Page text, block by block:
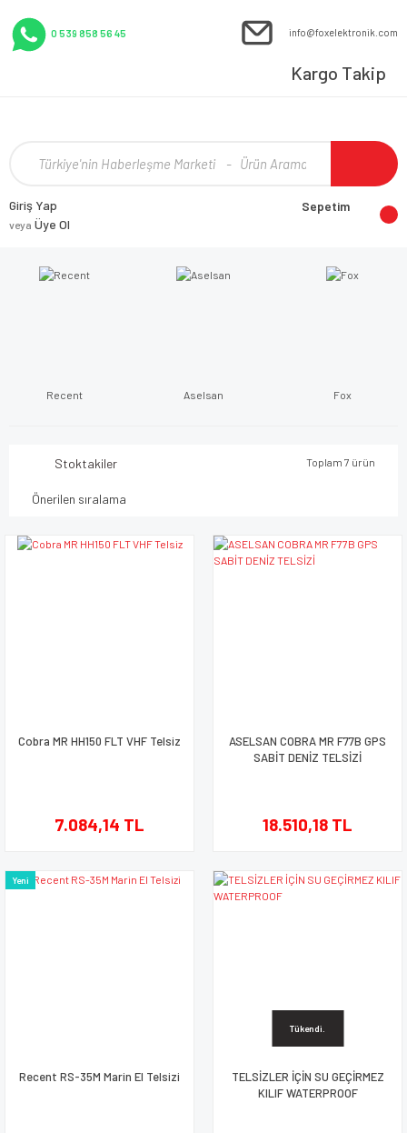
0 539 858 56 45 info@foxelektronik.com
Kargo Takip
Giriş Yap
veya Üye Ol
Sepetim
Recent Aselsan Fox
Stoktakiler Toplam 7 ürün
Cobra MR HH150 FLT VHF Telsiz
7.084,14 TL
ASELSAN COBRA MR F77B GPS
SABİT DENİZ TELSİZİ
18.510,18 TL
Yeni
Recent RS-35M Marin El Telsizi
Tükendi.
TELSİZLER İÇİN SU GEÇİRMEZ
KILIF WATERPROOF